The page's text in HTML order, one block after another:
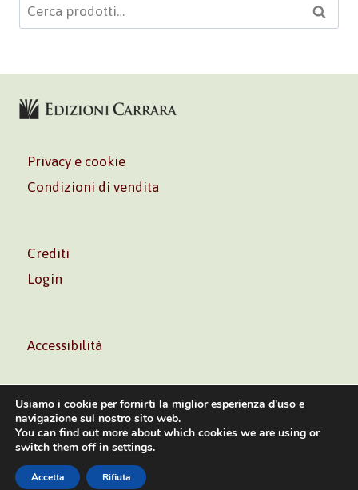
Cerca: Cerca
Privacy e cookie
Condizioni di vendita
Crediti
Login
Accessibilità
Volontè & Co. Srl – P.I. 06181480960 –info@volonte-
Usiamo i cookie per fornirti la miglior esperienza d'uso e
navigazione sul nostro sito web.
You can find out more about which cookies we are using or
switch them off in settings.
Accetta Rifiuta